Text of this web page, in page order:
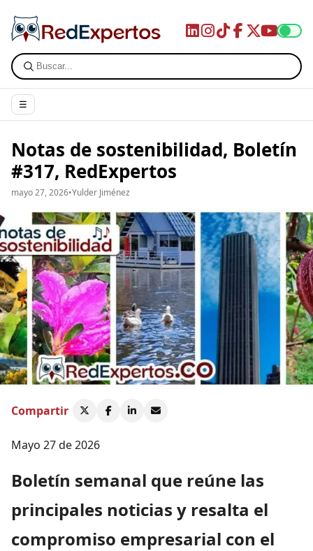
☰
Notas de sostenibilidad, Boletín
#317, RedExpertos
mayo 27, 2026•Yulder Jiménez
Compartir
Mayo 27 de 2026
Boletín semanal que reúne las
principales noticias y resalta el
compromiso empresarial con el